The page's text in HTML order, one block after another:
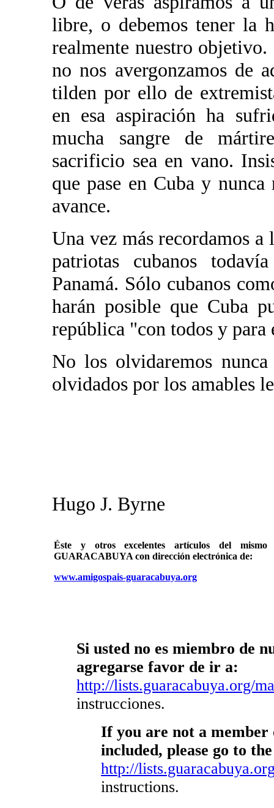
libre, o debemos tener la
realmente nuestro
no nos avergonzamos de
tilden por ello de
en esa aspiración ha
mucha sangre de
sacrificio sea en vano.
que pase en Cuba y
avance.
Una vez más recordamos a
patriotas cubanos
Panamá. Sólo cubanos
harán posible que Cuba
república "con todos y para
No los olvidaremos
olvidados por los amables
Hugo J. Byrne
Éste y otros excelentes artículos del
GUARACABUYA con dirección electrónica de:
www.amigospais-guaracabuya.org
Si usted no es miembro de
agregarse favor de ir a:
http://lists.guaracabuya.org/
instrucciones.
If you are not a
included, please go to
http://
instructions.